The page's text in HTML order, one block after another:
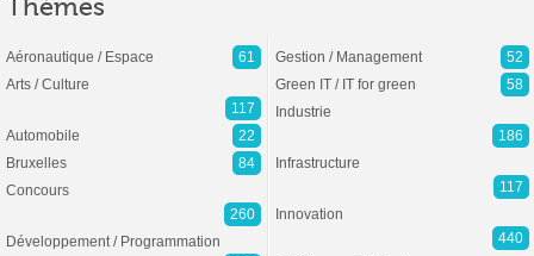
Thèmes
Aéronautique / Espace
61
Arts / Culture
117
Automobile
22
Bruxelles
84
Concours
260
Développement / Programmation
Gestion / Management
52
Green IT / IT for green
58
Industrie
186
Infrastructure
117
Innovation
440